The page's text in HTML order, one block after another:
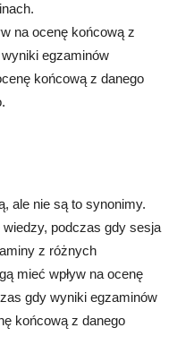
na ocenę końcową z
egzaminów
końcową z danego
ale nie są to synonimy.
podczas gdy sesja
z różnych
mieć wpływ na ocenę
gdy wyniki egzaminów
końcową z danego